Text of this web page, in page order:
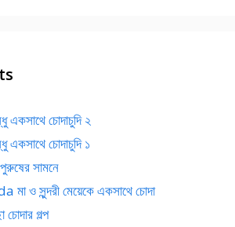
চোদাচুদি ২
চোদাচুদি ১
সামনে
ও সুন্দরী মেয়েকে একসাথে চোদা
চোদার গল্প